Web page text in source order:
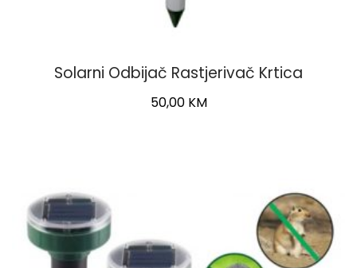
Solarni Odbijač Rastjerivač Krtica
50,00 KM